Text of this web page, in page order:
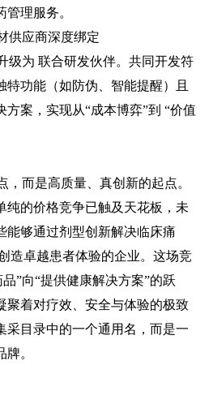
理服务。
供应商深度绑定
级为 联合研发伙伴。共同开发符
特功能（如防伪、智能提醒）且
方案，实现从“成本博弈”到 “价值
，而是高质量、真创新的起点。
纯的价格竞争已触及天花板，未
能够通过剂型创新解决临床痛
造卓越患者体验的企业。这场竞
品”向“提供健康解决方案”的跃
聚着对疗效、安全与体验的极致
采目录中的一个通用名，而是一
。